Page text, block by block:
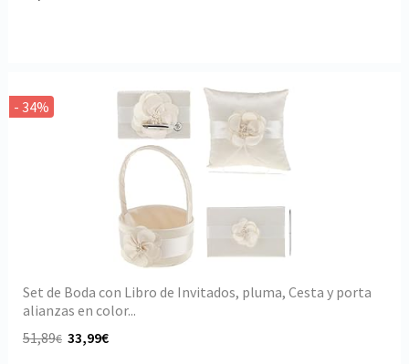
- 34%
Set de Boda con Libro de Invitados, pluma, Cesta y porta
alianzas en color...
51,89€ 33,99€